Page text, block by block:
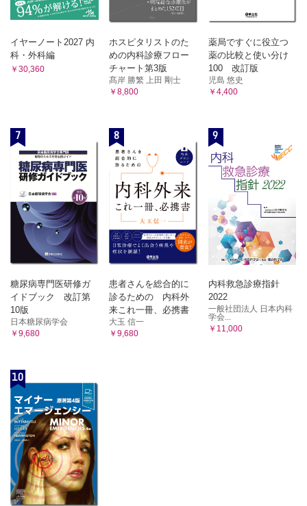
ステコラ
めっちゃくちゃ細かい調整
デカドロン®錠の形状
人はなぜ温泉に行くのか
強く激しい炎症だからといって…
細かいことをチェック①：外用44ステロイドを急にやめたりし
てないか（3）
細かいことをチェック②：病状を悪化させるようなことを患者
がしていないか（3）
あとがき
索引
イヤーノート2027 内
科・外科編
￥30,360
ホスピタリストのた
めの内科診療フロー
チャート第3版
髙岸 勝繁 上田 剛士
￥8,800
薬局ですぐに役立つ
薬の比較と使い分け
100 改訂版
児島 悠史
￥4,400
7
糖尿病専門医研修ガ
イドブック 改訂第
10版
日本糖尿病学会
￥9,680
8
患者さんを総合的に
診るための 内科外
来これ一冊、必携書
大玉 信一
￥9,680
9
内科救急診療指針
2022
一般社団法人 日本内科
学会...
￥11,000
10